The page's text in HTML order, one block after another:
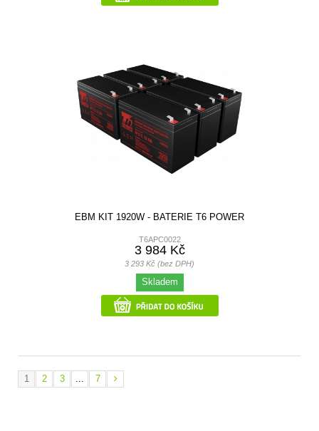
EBM KIT 1920W - BATERIE T6 POWER
T6APC0022
3 984 Kč
3 293 Kč (bez DPH)
Skladem
1 2 3 ... 7